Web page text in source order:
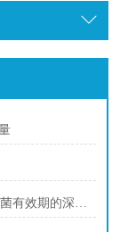
Labplas无菌采样袋过期了还能用吗？关于灭菌有效期的深度解答